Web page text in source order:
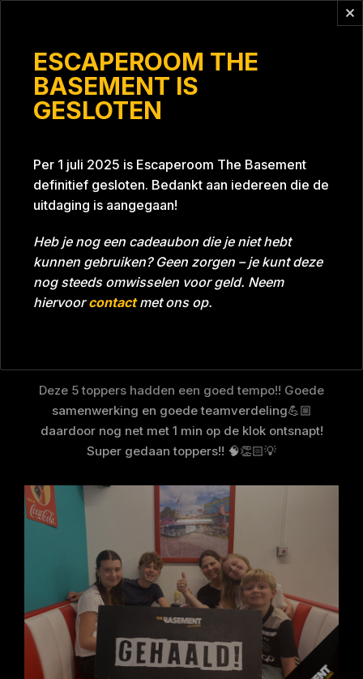
ESCAPEROOM THE
BASEMENT IS
GESLOTEN
Per 1 juli 2025 is Escaperoom The Basement
definitief gesloten. Bedankt aan iedereen die de
uitdaging is aangegaan!
Heb je nog een cadeaubon die je niet hebt
kunnen gebruiken? Geen zorgen – je kunt deze
nog steeds omwisselen voor geld. Neem
hiervoorcontactmet ons op.
Tijd 59:09 Datum 14-08-2024
Room Grill With A Thrill
Deze 5 toppers hadden een goed tempo!! Goede
samenwerking en goede teamverdeling💪🏼
daardoor nog net met 1 min op de klok ontsnapt!
Super gedaan toppers!! 🧠👏🏻💡